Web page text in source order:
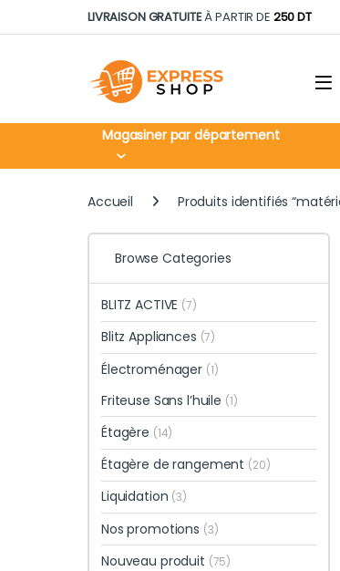
Skip to navigation
Skip to contentLIVRAISON GRATUITEÀ PARTIR DE 250 DT
Magasiner par département
Accueil Produits identifiés
Browse Categories
BLITZ ACTIVE (7)
Blitz Appliances (7)
Électroménager (1)
Friteuse Sans l’huile (1)
Étagère (14)
Étagère de rangement (20)
Liquidation (3)
Nos promotions (3)
Nouveau produit (75)